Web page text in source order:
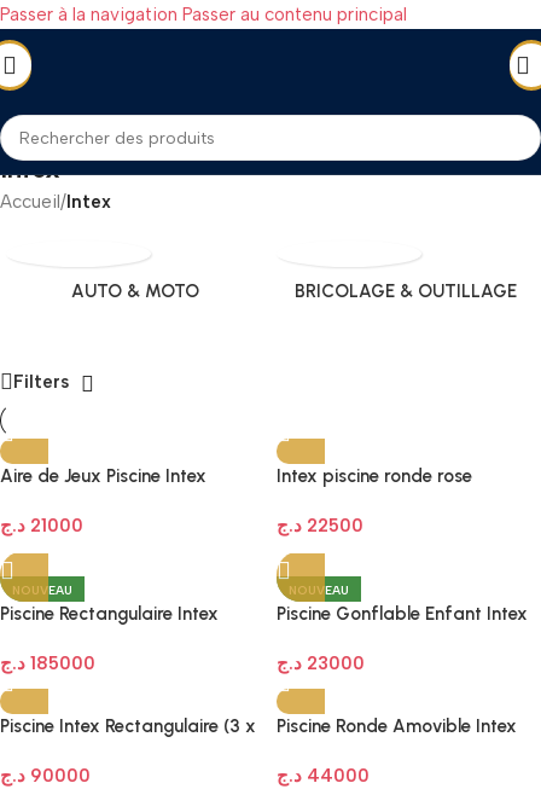
Passer à la navigation Passer au contenu principal
Intex
Accueil/Intex
AUTO & MOTO BRICOLAGE & OUTILLAGE
Filters
Aire de Jeux Piscine Intex
x 71 cm
21000 د.ج
Intex piscine ronde rose
22500 د.ج
NOUVEAU
Piscine Rectangulaire Intex
185000 د.ج
NOUVEAU
Piscine Gonflable Enfant Intex
(57453)
23000 د.ج
Piscine Intex Rectangulaire (3 x
90000 د.ج
Piscine Ronde Amovible Intex
de fraîcheur à domicile
44000 د.ج